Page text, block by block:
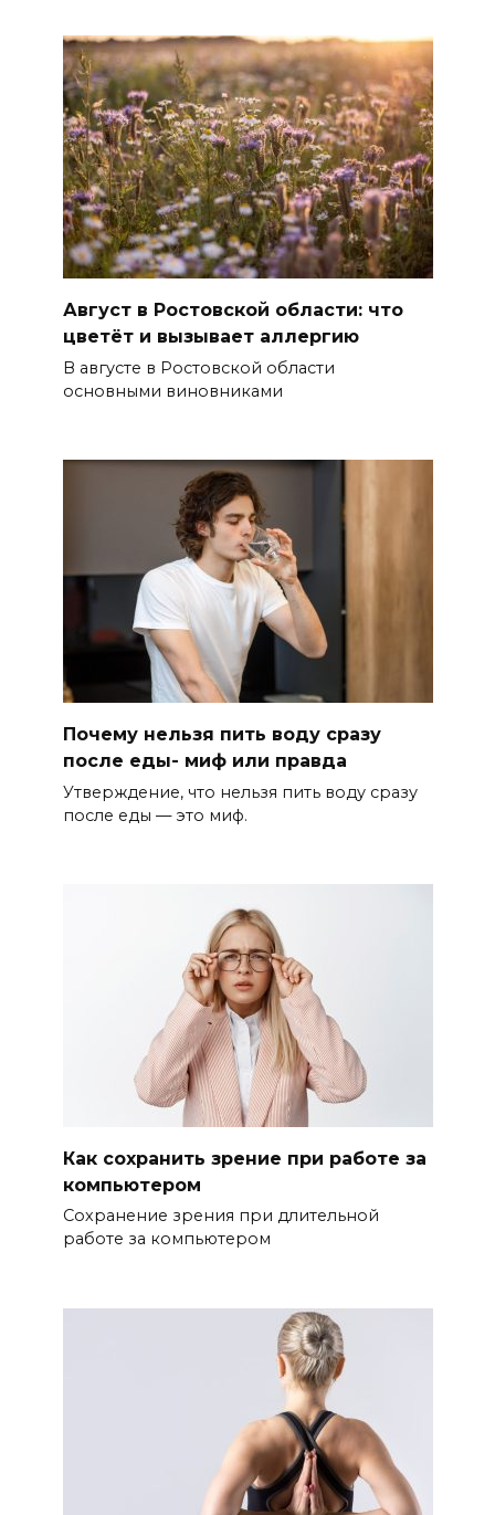
Август в Ростовской области: что
цветёт и вызывает аллергию
В августе в Ростовской области
основными виновниками
Почему нельзя пить воду сразу
после еды- миф или правда
Утверждение, что нельзя пить воду сразу
после еды — это миф.
Как сохранить зрение при работе за
компьютером
Сохранение зрения при длительной
работе за компьютером